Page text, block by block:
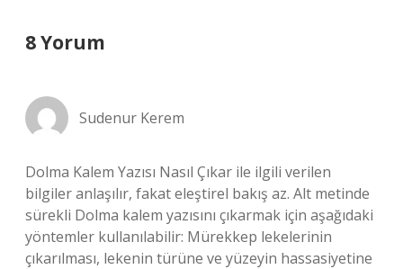
8 Yorum
Sudenur Kerem
Dolma Kalem Yazısı Nasıl Çıkar ile ilgili verilen
bilgiler anlaşılır, fakat eleştirel bakış az. Alt metinde
sürekli Dolma kalem yazısını çıkarmak için aşağıdaki
yöntemler kullanılabilir: Mürekkep lekelerinin
çıkarılması, lekenin türüne ve yüzeyin hassasiyetine